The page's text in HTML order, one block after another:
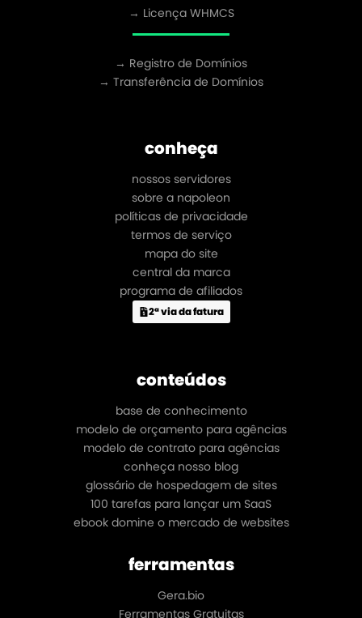
→ Licença WHMCS
→ Registro de Domínios
→ Transferência de Domínios
conheça
nossos servidores
sobre a napoleon
políticas de privacidade
termos de serviço
mapa do site
central da marca
programa de afiliados
2ª via da fatura
conteúdos
base de conhecimento
modelo de orçamento para agências
modelo de contrato para agências
conheça nosso blog
glossário de hospedagem de sites
100 tarefas para lançar um SaaS
ebook domine o mercado de websites
ferramentas
Gera.bio
Ferramentas Gratuitas